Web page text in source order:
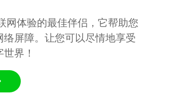
网体验的最佳伴侣，它帮助您
屏障。让您可以尽情地享受
界！